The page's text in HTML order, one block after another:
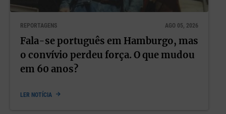
REPORTAGENS AGO 05, 2026
Fala-se português em Hamburgo, mas
o convívio perdeu força. O que mudou
em 60 anos?
LER NOTÍCIA